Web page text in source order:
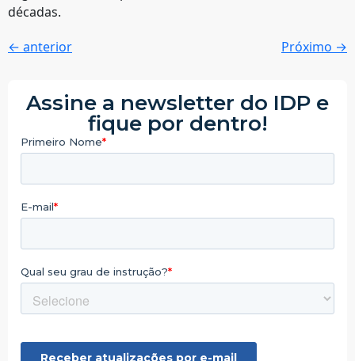
décadas.
← anterior Próximo →
Assine a newsletter do IDP e
fique por dentro!